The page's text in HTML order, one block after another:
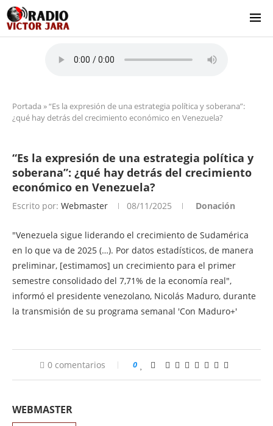
Portada »“Es la expresión de una estrategia política y soberana”:
¿qué hay detrás del crecimiento económico en Venezuela?
“Es la expresión de una estrategia política y
soberana”: ¿qué hay detrás del crecimiento
económico en Venezuela?
Escrito por: Webmaster 08/11/2025 Donación
"Venezuela sigue liderando el crecimiento de Sudamérica
en lo que va de 2025 (…). Por datos estadísticos, de manera
preliminar, [estimamos] un crecimiento para el primer
semestre consolidado del 7,71% de la economía real",
informó el presidente venezolano, Nicolás Maduro, durante
la transmisión de su programa semanal 'Con Maduro+'
0 comentarios 0
WEBMASTER